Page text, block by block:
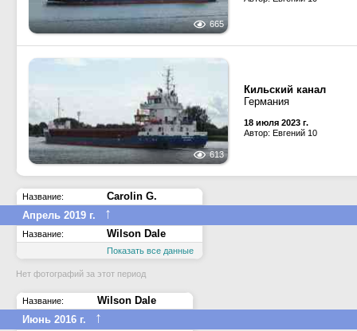
665
613
Кильский канал
Германия
18 июля 2023 г.
Автор: Евгений 10
Название:
Carolin G.
Апрель 2019 г.
↑
Название: Wilson Dale
Показать все данные
Нет фотографий за этот период
Название:
Wilson Dale
Июнь 2016 г.
↑